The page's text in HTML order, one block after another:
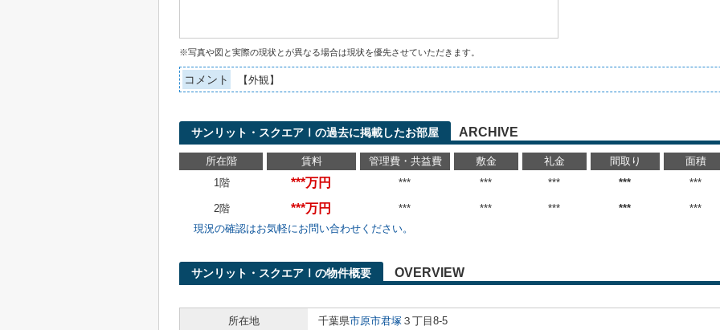
※写真や図と実際の現状とが異なる場合は現状を優先させていただきます。
コメント 【外観】
サンリット・スクエアⅠの過去に掲載したお部屋 ARCHIVE
所在階 賃料 管理費・共益費 敷金 礼金 間取り
面積
1階
***万円 *** *** *** *** ***
2階 ***万円 *** *** *** ***
***
現況の確認はお気軽にお問い合わせください。
サンリット・スクエアⅠの物件概要 OVERVIEW
所在地 千葉県市原市君塚 ３丁目8-5